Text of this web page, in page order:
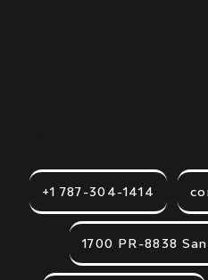
+1 787-304-1414
1700 PR-8838